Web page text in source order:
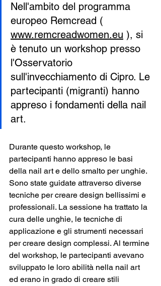
Nell'ambito del programma
europeo Remcread (
www.remcreadwomen.eu ), si
è tenuto un workshop presso
l'Osservatorio
sull'invecchiamento di Cipro. Le
partecipanti (migranti) hanno
appreso i fondamenti della nail
art.
Durante questo workshop, le
partecipanti hanno appreso le basi
della nail art e dello smalto per unghie.
Sono state guidate attraverso diverse
tecniche per creare design bellissimi e
professionali. La sessione ha trattato la
cura delle unghie, le tecniche di
applicazione e gli strumenti necessari
per creare design complessi. Al termine
del workshop, le partecipanti avevano
sviluppato le loro abilità nella nail art
ed erano in grado di creare stili